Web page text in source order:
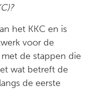
het KKC en is
voor de
de stappen die
wat betreft de
de eerste